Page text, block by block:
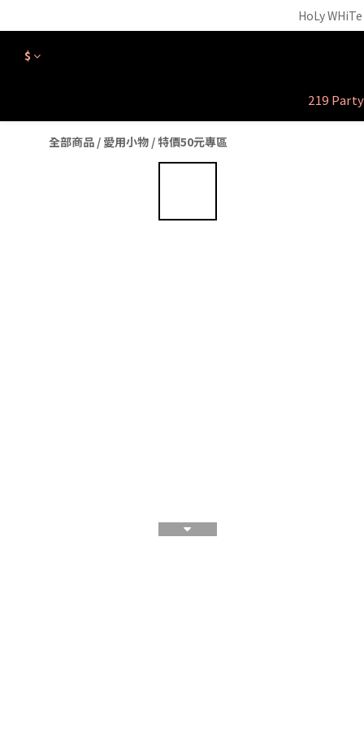
【外泌體精華液】新
HoLy
【外泌體精華液】新
$
219
全部商品 / 愛用小物 / 特價50元專區